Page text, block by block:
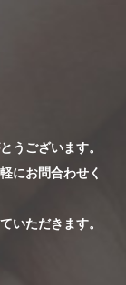
うございます。
にお問合わせく
いただきます。